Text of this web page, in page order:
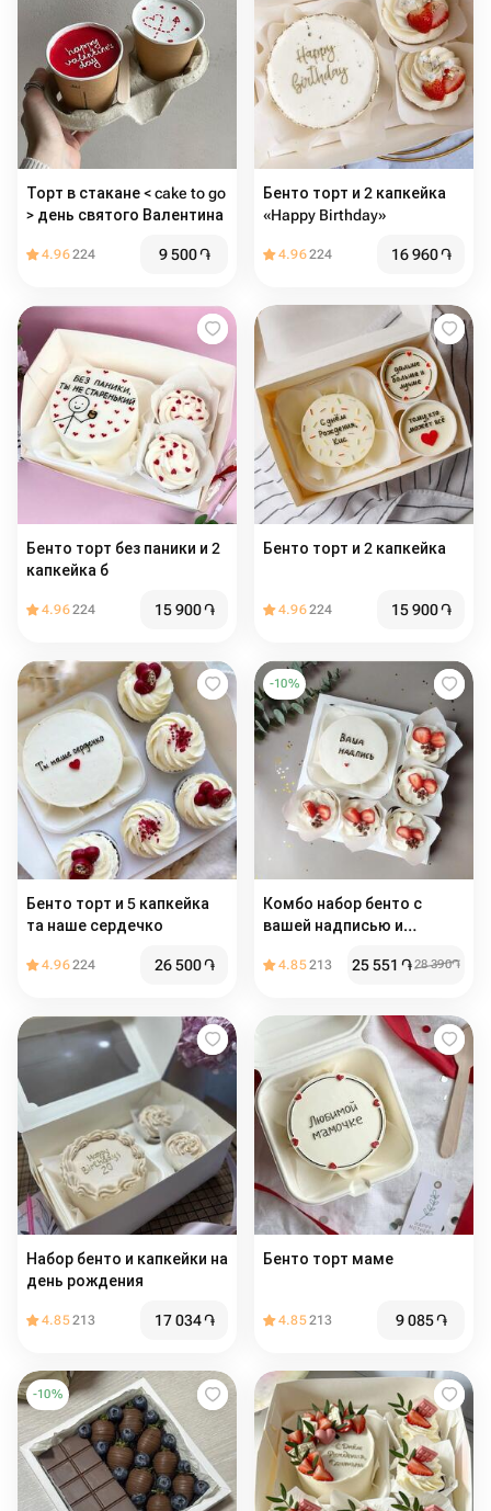
Торт в стакане < cake to go
> день святого Валентина
4.96224 9 500֏
Бенто торт и 2 капкейка
«Happy Birthday»
4.96224 16 960֏
Бенто торт без паники и 2
капкейка б
4.96224 15 900֏
Бенто торт и 2 капкейка
4.96224 15 900֏
Бенто торт и 5 капкейка
та наше сердечко
4.96224 26 500֏
-10%
Комбо набор бенто с
вашей надписью и
4.85213 25 551 ֏28 390֏
Набор бенто и капкейки на
день рождения
4.85213 17 034֏
Бенто торт маме
4.85213 9 085֏
-10%